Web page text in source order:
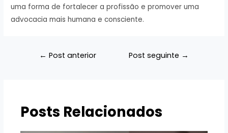
uma forma de fortalecer a profissão e promover uma
advocacia mais humana e consciente.
Navegação
← Post anterior Post seguinte →
Posts Relacionados